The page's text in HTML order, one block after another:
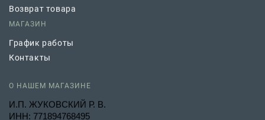
Возврат товара
МАГАЗИН
График работы
Контакты
О НАШЕМ МАГАЗИНЕ
И.П. ЖУКОВСКИЙ Р. В.
ИНН: 771894768495